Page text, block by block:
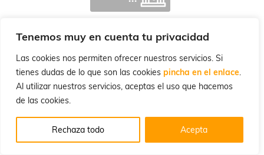
Tenemos muy en cuenta tu privacidad
Las cookies nos permiten ofrecer nuestros servicios. Si
tienes dudas de lo que son las cookies pincha en el enlace.
Al utilizar nuestros servicios, aceptas el uso que hacemos
de las cookies.
Rechaza todo Acepta